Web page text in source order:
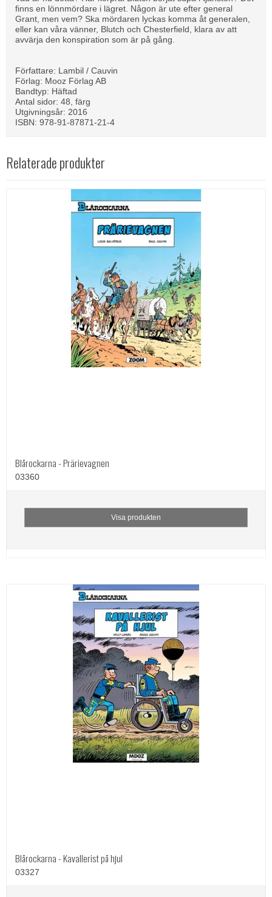
finns en lönnmördare i lägret. Någon är ute efter general
Grant, men vem? Ska mördaren lyckas komma åt generalen,
eller kan våra vänner, Blutch och Chesterfield, klara av att
avvärja den konspiration som är på gång.
Författare: Lambil / Cauvin
Förlag: Mooz Förlag AB
Bandtyp: Häftad
Antal sidor: 48, färg
Utgivningsår: 2016
ISBN: 978-91-87871-21-4
Relaterade produkter
Blårockarna - Prärievagnen
03360
Visa produkten
Blårockarna - Kavallerist på hjul
03327